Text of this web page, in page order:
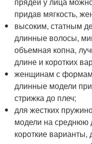
придав мягкость,
высоким, статным
длинные волосы,
объемная копна,
длине и коротких
женщинам с
длинные модели
стрижка до плеч;
для жестких
модели на среднюю
короткие